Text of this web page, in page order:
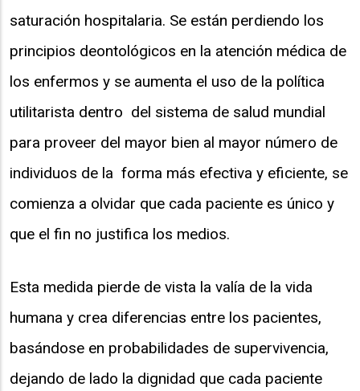
saturación hospitalaria. Se están perdiendo los
principios deontológicos en la atención médica de
los enfermos y se aumenta el uso de la política
utilitarista dentro del sistema de salud mundial
para proveer del mayor bien al mayor número de
individuos de la forma más efectiva y eficiente, se
comienza a olvidar que cada paciente es único y
que el fin no justifica los medios.
Esta medida pierde de vista la valía de la vida
humana y crea diferencias entre los pacientes,
basándose en probabilidades de supervivencia,
dejando de lado la dignidad que cada paciente